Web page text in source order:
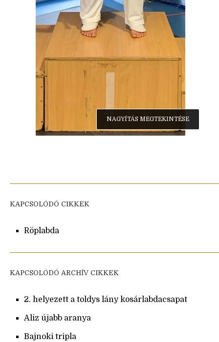
NAGYÍTÁS MEGTEKINTÉSE
KAPCSOLÓDÓ CIKKEK
Röplabda
KAPCSOLÓDÓ ARCHÍV CIKKEK
2. helyezett a toldys lány kosárlabdacsapat
Aliz újabb aranya
Bajnoki tripla